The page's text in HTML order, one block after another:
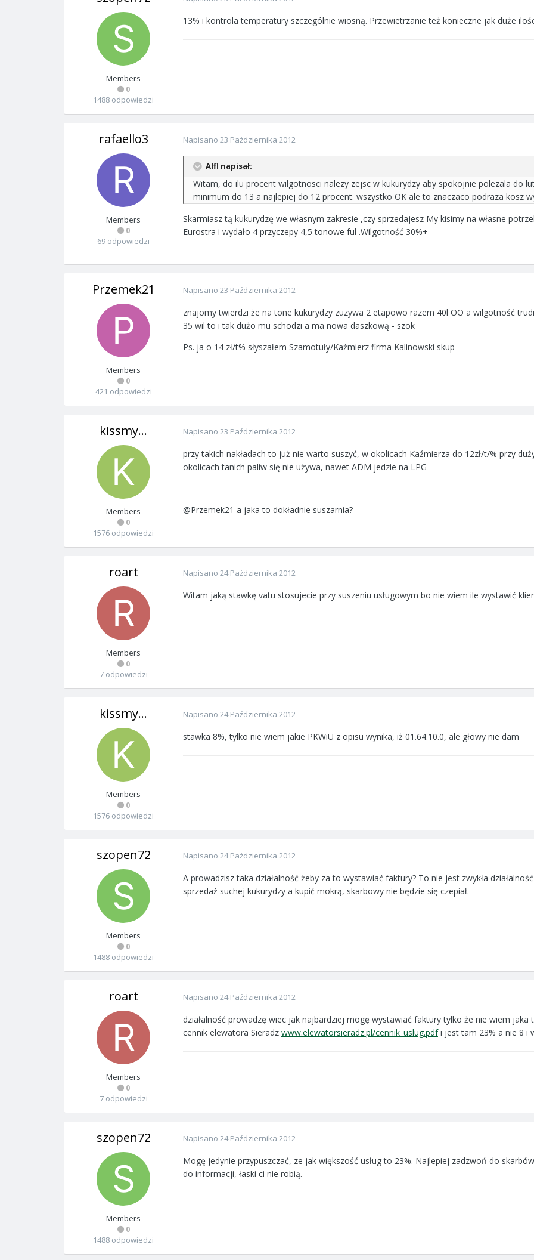
Members
0
1488 odpowiedzi
13% i kontrola temperatury szczególnie wiosną. Przewietrzanie też konieczne jak duże
rafaello3
Members
0
69 odpowiedzi
Napisano 23 Października 2012
Alfl napisał:
Witam, do ilu procent wilgotnosci nalezy zejsc w kukurydzy aby spokojnie polezala do
minimum do 13 a najlepiej do 12 procent. wszystko OK ale to znaczaco podraza kosz
Skarmiasz tą kukurydzę we własnym zakresie ,czy sprzedajesz My kisimy na własne
Eurostra i wydało 4 przyczepy 4,5 tonowe ful .Wilgotność 30%+
Przemek21
Members
0
421 odpowiedzi
Napisano 23 Października 2012
znajomy twierdzi że na tone kukurydzy zuzywa 2 etapowo razem 40l OO a wilgotność
35 wil to i tak dużo mu schodzi a ma nowa daszkową - szok
Ps. ja o 14 zł/t% słyszałem Szamotuły/Kaźmierz firma Kalinowski skup
kissmy...
Members
0
1576 odpowiedzi
Napisano 23 Października 2012
przy takich nakładach to już nie warto suszyć, w okolicach Kaźmierza do 12zł/t/% przy
okolicach tanich paliw się nie używa, nawet ADM jedzie na LPG
@Przemek21 a jaka to dokładnie suszarnia?
roart
Members
0
7 odpowiedzi
Napisano 24 Października 2012
Witam jaką stawkę vatu stosujecie przy suszeniu usługowym bo nie wiem ile wystawić
kissmy...
Members
0
1576 odpowiedzi
Napisano 24 Października 2012
stawka 8%, tylko nie wiem jakie PKWiU z opisu wynika, iż 01.64.10.0, ale głowy nie dam
szopen72
Members
0
1488 odpowiedzi
Napisano 24 Października 2012
A prowadzisz taka działalność żeby za to wystawiać faktury? To nie jest zwykła
sprzedaż suchej kukurydzy a kupić mokrą, skarbowy nie będzie się czepiał.
roart
Members
0
7 odpowiedzi
Napisano 24 Października 2012
działalność prowadzę wiec jak najbardziej mogę wystawiać faktury tylko że nie wiem
cennik elewatora Sieradz www.elewatorsieradz.pl/cennik_uslug.pdfi jest tam 23% a nie 8 i
szopen72
Members
0
1488 odpowiedzi
Napisano 24 Października 2012
Mogę jedynie przypuszczać, ze jak większość usług to 23%. Najlepiej zadzwoń do
do informacji, łaski ci nie robią.